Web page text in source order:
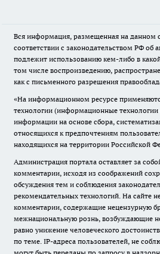
Вся информация, размещенная на данном
соответствии с законодательством РФ об
подлежит использованию кем-либо в
том числе воспроизведению,
как с письменного разрешения
«На информационном ресурсе
технологии (информационные технологии
информации на основе сбора,
относящихся к предпочтениям
находящихся на территории Российской
Администрация портала оставляет за
комментарии, исходя из соображений
обсуждения тем и соблюдения
рекомендательных технологий. На сайте
комментарии, содержащие нецензурную
межнациональную рознь, возбуждающие
равно унижение человеческого
по теме. IP-адреса пользователей, не